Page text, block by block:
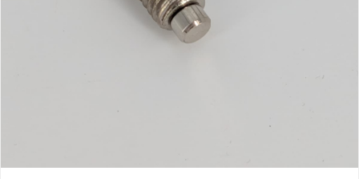
Rezistente electrice banda mica
Rezistente electrice tubulara
Rezistențe pentru mașini de